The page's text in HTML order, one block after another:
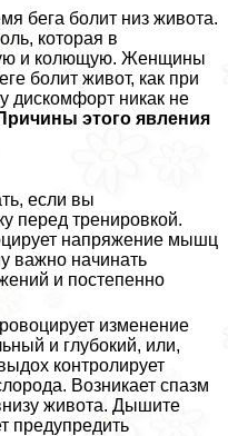
бега болит низ живота.
которая в
и колющую. Женщины
болит живот, как при
дискомфорт никак не
этого явления
если вы
перед тренировкой.
напряжение мышц
важно начинать
и постепенно
изменение
и глубокий, или,
контролирует
Возникает спазм
живота. Дышите
предупредить